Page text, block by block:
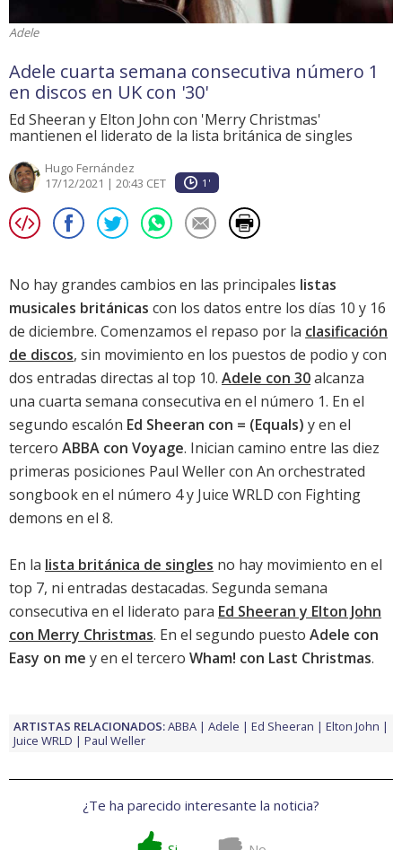
Adele
Adele cuarta semana consecutiva número 1
en discos en UK con '30'
Ed Sheeran y Elton John con 'Merry Christmas'
mantienen el liderato de la lista británica de singles
Hugo Fernández
17/12/2021 | 20:43 CET
1'
No hay grandes cambios en las principales listas
musicales británicas con los datos entre los días 10 y 16
de diciembre. Comenzamos el repaso por la clasificación
de discos, sin movimiento en los puestos de podio y con
dos entradas directas al top 10. Adele con 30alcanza
una cuarta semana consecutiva en el número 1. En el
segundo escalón Ed Sheeran con = (Equals) y en el
tercero ABBA con Voyage. Inician camino entre las diez
primeras posiciones Paul Weller con An orchestrated
songbooken el número 4 y Juice WRLD con Fighting
demons en el 8.
En la lista británica de singles no hay movimiento en el
top 7, ni entradas destacadas. Segunda semana
consecutiva en el liderato para Ed Sheeran y Elton John
con Merry Christmas. En el segundo puesto Adele con
Easy on me y en el tercero Wham! con Last Christmas.
ARTISTAS RELACIONADOS:ABBA Adele Ed Sheeran
Elton John
Juice WRLD
Paul Weller
¿Te ha parecido interesante la noticia?